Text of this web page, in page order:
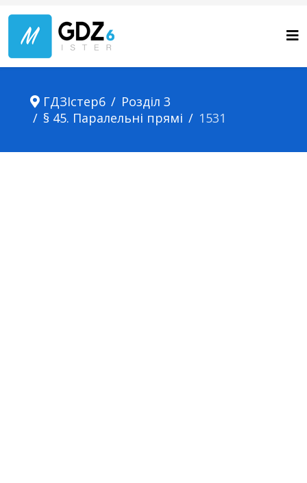
ГДЗІстер6
Розділ 3
§ 45. Паралельні прямі
1531